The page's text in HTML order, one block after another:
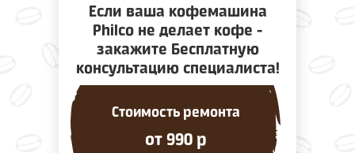
Если ваша кофемашина
Philco не делает кофе -
закажите Бесплатную
консультацию специалиста!
Стоимость ремонта
от 990 р